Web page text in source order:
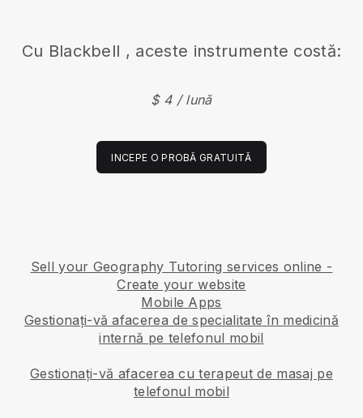
Cu Blackbell , aceste instrumente costă:
$ 4 / lună
INCEPE O PROBĂ GRATUITĂ
Sell your Geography Tutoring services online -
Create your website
Mobile Apps
Gestionați-vă afacerea de specialitate în medicină
internă pe telefonul mobil
Gestionați-vă afacerea cu terapeut de masaj pe
telefonul mobil